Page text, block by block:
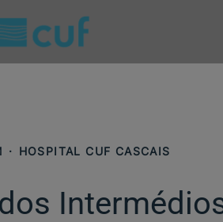
· HOSPITAL CUF CASCAIS